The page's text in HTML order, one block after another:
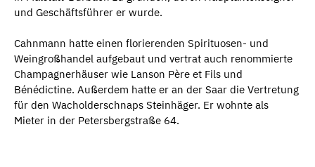
und Geschäftsführer er wurde.
Cahnmann hatte einen florierenden Spirituosen- und
Weingroßhandel aufgebaut und vertrat auch renommierte
Champagnerhäuser wie Lanson Père et Fils und
Bénédictine. Außerdem hatte er an der Saar die Vertretung
für den Wacholderschnaps Steinhäger. Er wohnte als
Mieter in der Petersbergstraße 64.